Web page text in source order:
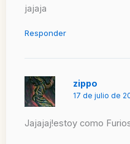
jajaja
Responder
zippo
17 de julio de
Jajajaj!estoy como